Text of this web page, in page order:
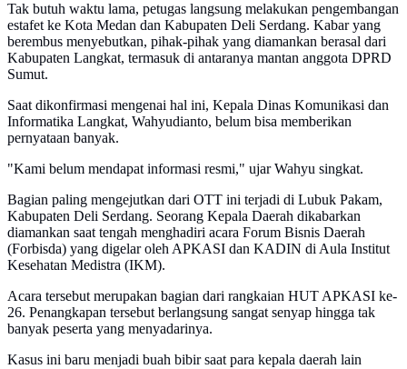
Tak butuh waktu lama, petugas langsung melakukan pengembangan
estafet ke Kota Medan dan Kabupaten Deli Serdang. Kabar yang
berembus menyebutkan, pihak-pihak yang diamankan berasal dari
Kabupaten Langkat, termasuk di antaranya mantan anggota DPRD
Sumut.
Saat dikonfirmasi mengenai hal ini, Kepala Dinas Komunikasi dan
Informatika Langkat, Wahyudianto, belum bisa memberikan
pernyataan banyak.
"Kami belum mendapat informasi resmi," ujar Wahyu singkat.
Bagian paling mengejutkan dari OTT ini terjadi di Lubuk Pakam,
Kabupaten Deli Serdang. Seorang Kepala Daerah dikabarkan
diamankan saat tengah menghadiri acara Forum Bisnis Daerah
(Forbisda) yang digelar oleh APKASI dan KADIN di Aula Institut
Kesehatan Medistra (IKM).
Acara tersebut merupakan bagian dari rangkaian HUT APKASI ke-
26. Penangkapan tersebut berlangsung sangat senyap hingga tak
banyak peserta yang menyadarinya.
Kasus ini baru menjadi buah bibir saat para kepala daerah lain